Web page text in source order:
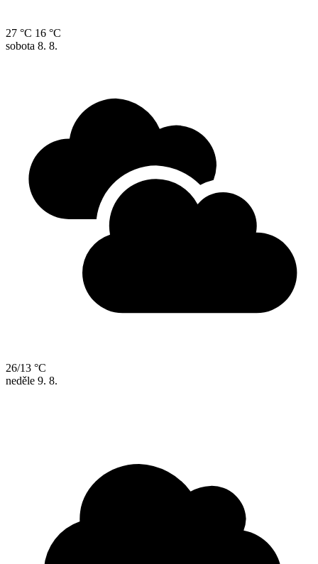
27 °C 16 °C
sobota 8. 8.
26/13 °C
neděle 9. 8.